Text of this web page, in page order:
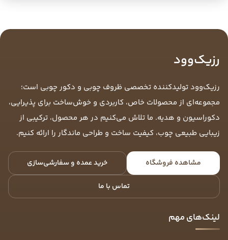
رزیک‌وود
رزیک‌وود تولیدکننده تخصصی ظروف چوبی و دکور چوبی است؛
مجموعه‌ای از محصولات خاص، کاربردی و خوش‌ساخت برای پذیرایی،
دکوراسیون و هدیه. ما تلاش می‌کنیم در هر محصول، ترکیبی از
زیبایی طبیعی چوب، کیفیت ساخت و طراحی ماندگار را ارائه کنیم.
مشاهده فروشگاه خرید عمده و سفارشی‌سازی
تماس با ما
لینک‌های مهم